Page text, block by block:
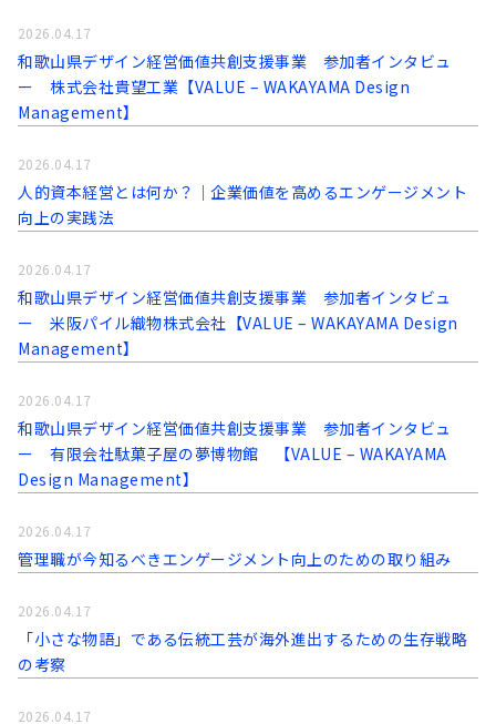
和歌山県デザイン経営価値共創支援事業 参加者インタビュ
ー 株式会社貴望工業【VALUE – WAKAYAMA Design
Management】
2026.04.17
人的資本経営とは何か？｜企業価値を高めるエンゲージメント
向上の実践法
2026.04.17
和歌山県デザイン経営価値共創支援事業 参加者インタビュ
ー 米阪パイル織物株式会社【VALUE – WAKAYAMA Design
Management】
2026.04.17
和歌山県デザイン経営価値共創支援事業 参加者インタビュ
ー 有限会社駄菓子屋の夢博物館 【VALUE – WAKAYAMA
Design Management】
2026.04.17
管理職が今知るべきエンゲージメント向上のための取り組み
2026.04.17
「小さな物語」である伝統工芸が海外進出するための生存戦略
の考察
2026.04.17
2026.04.17